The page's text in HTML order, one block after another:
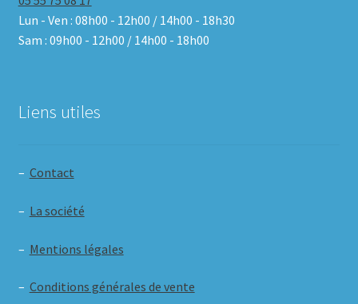
Lun - Ven : 08h00 - 12h00 / 14h00 - 18h30
Sam : 09h00 - 12h00 / 14h00 - 18h00
Liens utiles
– Contact
– La société
– Mentions légales
– Conditions générales de vente